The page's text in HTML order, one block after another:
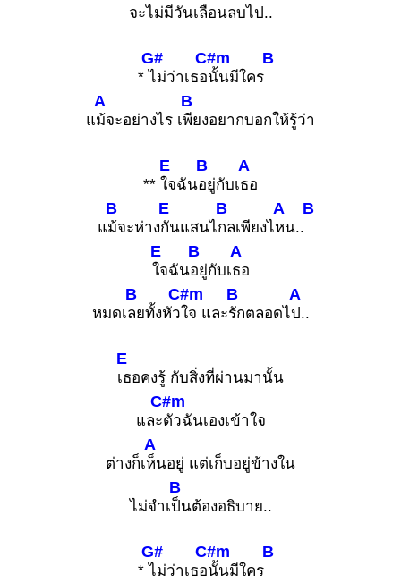
จะไม่มีวันเลือนลบไป..
*
G#
ไม่ว่าเธอ
C#m
นั้นมีใคร
B
แ
A
ม้จะอย่างไร เ
B
พียงอยากบอกให้รู้ว่า
**
E
ใจฉัน
B
อยู่กับเ
A
ธอ
แ
B
ม้จะห่าง
E
กันแสนไ
B
กลเพียงไ
A
หน..
B
E
ใจฉัน
B
อยู่กับเ
A
ธอ
หมดเ
B
ลยทั้งหัว
C#m
ใจ และ
B
รักตลอดไ
A
ป..
E
เธอคงรู้ กับสิ่งที่ผ่านมานั้น
และ
C#m
ตัวฉันเองเข้าใจ
ต่างก็เ
A
ห็นอยู่ แต่เก็บอยู่ข้างใน
ไม่จำเ
B
ป็นต้องอธิบาย..
*
G#
ไม่ว่าเธอ
C#m
นั้นมีใคร
B